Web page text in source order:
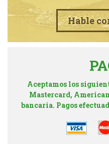
Hable
Aceptamos los
Mastercard,
bancaria. Pagos